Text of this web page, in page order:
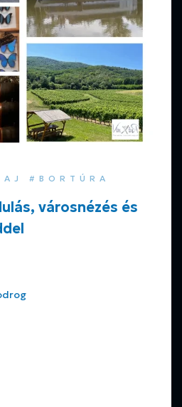
#BORTÚRA
városnézés és